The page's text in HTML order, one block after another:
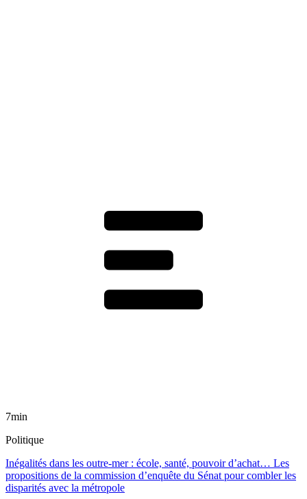
7min
Politique
Inégalités dans les outre-mer : école, santé, pouvoir d’achat… Les
propositions de la commission d’enquête du Sénat pour combler les
disparités avec la métropole